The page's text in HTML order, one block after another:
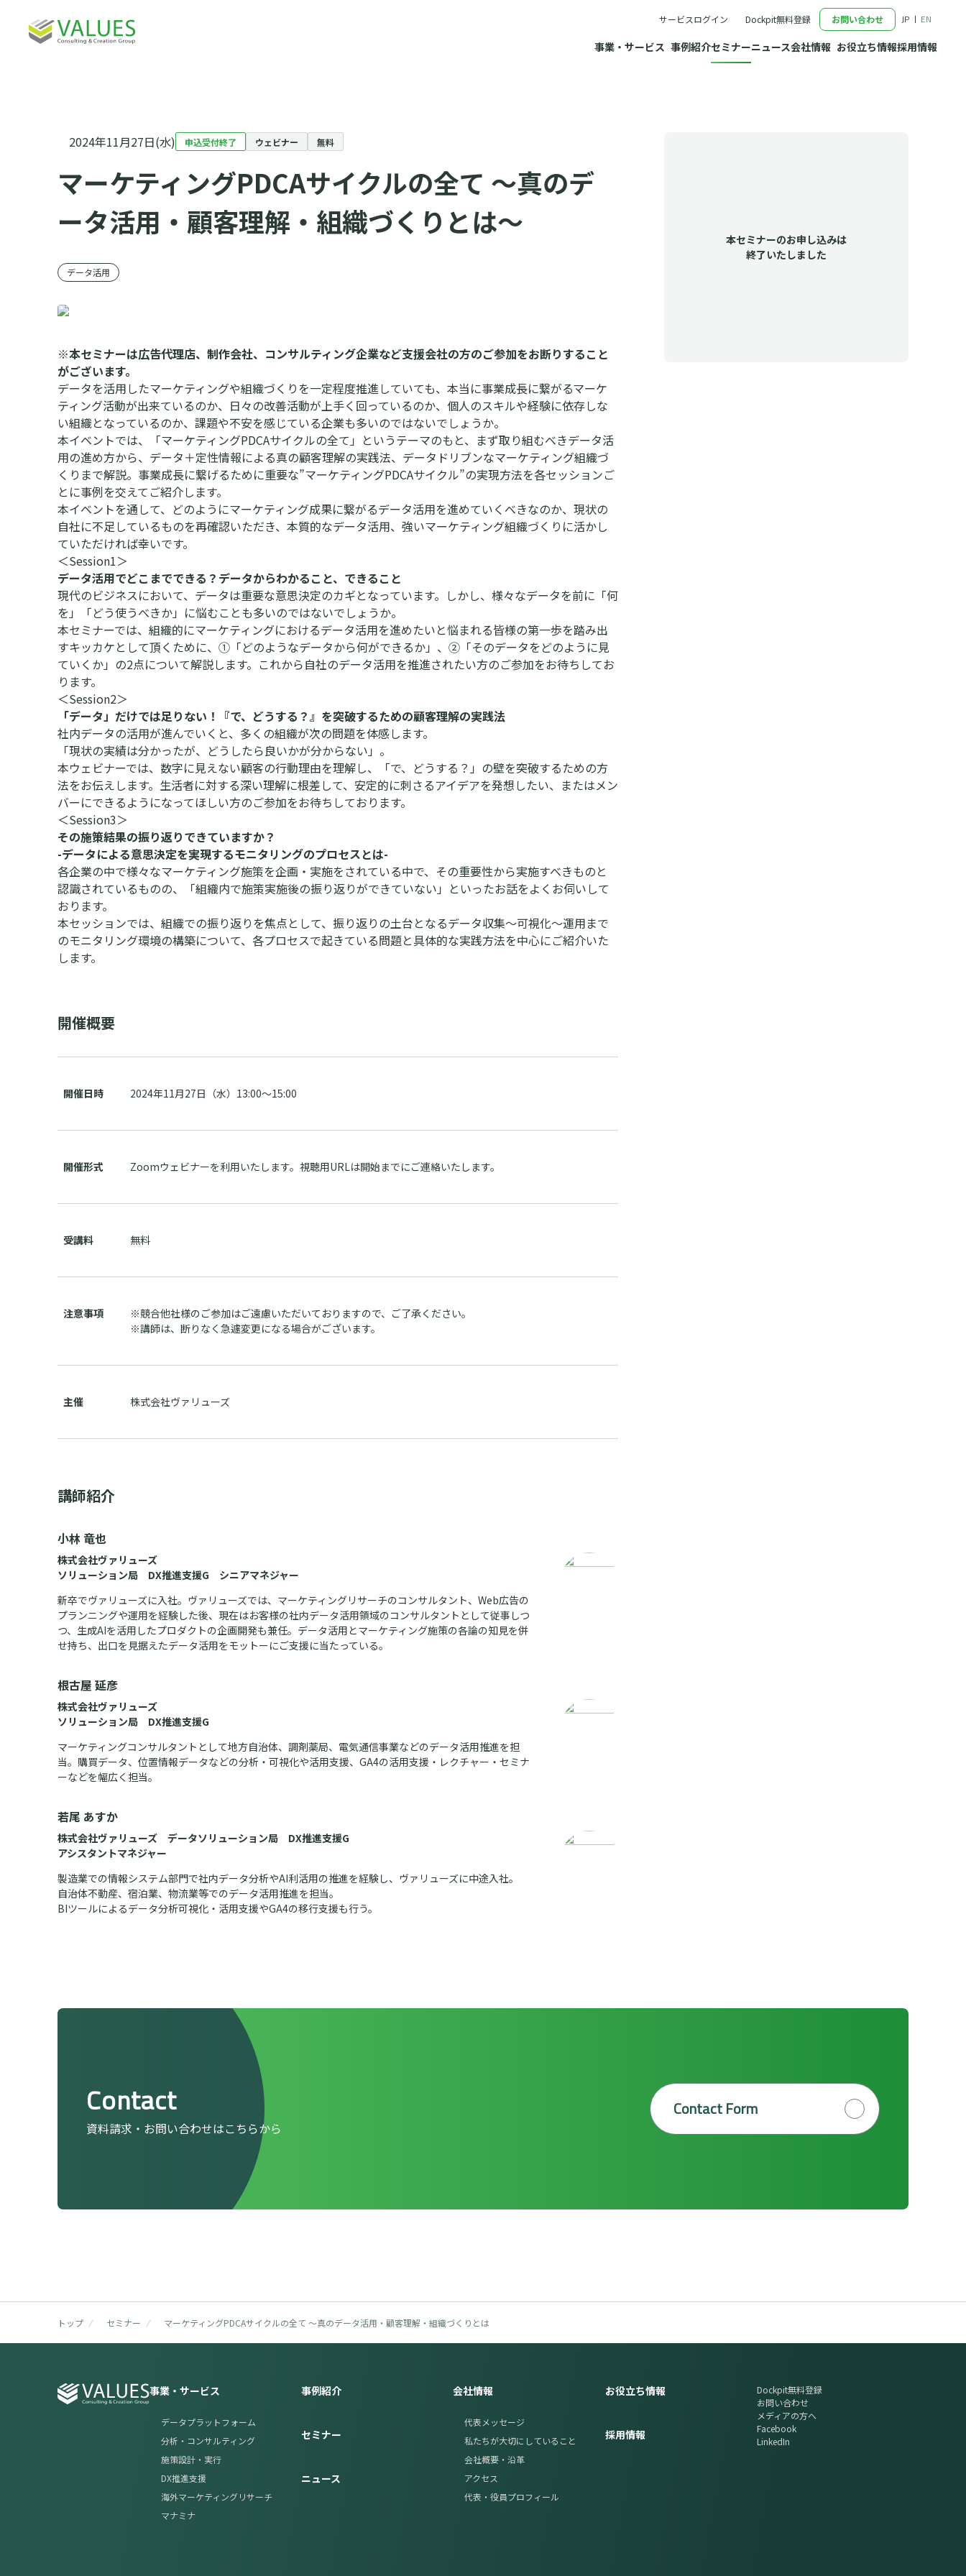
事業・サービス
海外マーケティングリサーチ
事例紹介セミナーニュース会社情報
代表・役員プロフィール
お役立ち情報採用情報
サービスログイン Dockpit無料登録 お問い合わせ JP EN
2024年11月27日(水) 申込受付終了 ウェビナー 無料
マーケティングPDCAサイクルの全て ～真のデ
ータ活用・顧客理解・組織づくりとは～
データ活用
※本セミナーは広告代理店、制作会社、コンサルティング企業など支援会社の方のご参加をお断りすること
がございます。
データを活用したマーケティングや組織づくりを一定程度推進していても、本当に事業成長に繋がるマーケ
ティング活動が出来ているのか、日々の改善活動が上手く回っているのか、個人のスキルや経験に依存しな
い組織となっているのか、課題や不安を感じている企業も多いのではないでしょうか。
本イベントでは、「マーケティングPDCAサイクルの全て」というテーマのもと、まず取り組むべきデータ活
用の進め方から、データ＋定性情報による真の顧客理解の実践法、データドリブンなマーケティング組織づ
くりまで解説。事業成長に繋げるために重要な”マーケティングPDCAサイクル”の実現方法を各セッションご
とに事例を交えてご紹介します。
本イベントを通して、どのようにマーケティング成果に繋がるデータ活用を進めていくべきなのか、現状の
自社に不足しているものを再確認いただき、本質的なデータ活用、強いマーケティング組織づくりに活かし
ていただければ幸いです。
＜Session1＞
データ活用でどこまでできる？データからわかること、できること
現代のビジネスにおいて、データは重要な意思決定のカギとなっています。しかし、様々なデータを前に「何
を」「どう使うべきか」に悩むことも多いのではないでしょうか。
本セミナーでは、組織的にマーケティングにおけるデータ活用を進めたいと悩まれる皆様の第一歩を踏み出
すキッカケとして頂くために、①「どのようなデータから何ができるか」、②「そのデータをどのように見
ていくか」の2点について解説します。これから自社のデータ活用を推進されたい方のご参加をお待ちしてお
ります。
＜Session2＞
「データ」だけでは足りない！『で、どうする？』を突破するための顧客理解の実践法
社内データの活用が進んでいくと、多くの組織が次の問題を体感します。
「現状の実績は分かったが、どうしたら良いかが分からない」。
本ウェビナーでは、数字に見えない顧客の行動理由を理解し、「で、どうする？」の壁を突破するための方
法をお伝えします。生活者に対する深い理解に根差して、安定的に刺さるアイデアを発想したい、またはメン
バーにできるようになってほしい方のご参加をお待ちしております。
＜Session3＞
その施策結果の振り返りできていますか？
-データによる意思決定を実現するモニタリングのプロセスとは-
各企業の中で様々なマーケティング施策を企画・実施をされている中で、その重要性から実施すべきものと
認識されているものの、「組織内で施策実施後の振り返りができていない」といったお話をよくお伺いして
おります。
本セッションでは、組織での振り返りを焦点として、振り返りの土台となるデータ収集〜可視化〜運用まで
のモニタリング環境の構築について、各プロセスで起きている問題と具体的な実践方法を中心にご紹介いた
します。
開催概要
開催日時 2024年11月27日（水）13:00～15:00
開催形式 Zoomウェビナーを利用いたします。視聴用URLは開始までにご連絡いたします。
受講料 無料
注意事項
※競合他社様のご参加はご遠慮いただいておりますので、ご了承ください。
※講師は、断りなく急遽変更になる場合がございます。
主催 株式会社ヴァリューズ
講師紹介
小林 竜也
株式会社ヴァリューズ
ソリューション局 DX推進支援G シニアマネジャー
新卒でヴァリューズに入社。ヴァリューズでは、マーケティングリサーチのコンサルタント、Web広告の
プランニングや運用を経験した後、現在はお客様の社内データ活用領域のコンサルタントとして従事しつ
つ、生成AIを活用したプロダクトの企画開発も兼任。データ活用とマーケティング施策の各論の知見を併
せ持ち、出口を見据えたデータ活用をモットーにご支援に当たっている。
根古屋 延彦
株式会社ヴァリューズ
ソリューション局 DX推進支援G
マーケティングコンサルタントとして地方自治体、調剤薬局、電気通信事業などのデータ活用推進を担
当。購買データ、位置情報データなどの分析・可視化や活用支援、GA4の活用支援・レクチャー・セミナ
ーなどを幅広く担当。
若尾 あすか
株式会社ヴァリューズ データソリューション局 DX推進支援G
アシスタントマネジャー
製造業での情報システム部門で社内データ分析やAI利活用の推進を経験し、ヴァリューズに中途入社。
自治体不動産、宿泊業、物流業等でのデータ活用推進を担当。
BIツールによるデータ分析可視化・活用支援やGA4の移行支援も行う。
本セミナーのお申し込みは
終了いたしました
Contact
資料請求・お問い合わせはこちらから
Contact Form
トップ セミナー マーケティングPDCAサイクルの全て ～真のデータ活用・顧客理解・組織づくりとは
事業・サービス
データプラットフォーム
分析・コンサルティング
施策設計・実行
DX推進支援
海外マーケティングリサーチ
マナミナ
事例紹介
セミナー
ニュース
会社情報
代表メッセージ
私たちが大切にしていること
会社概要・沿革
アクセス
代表・役員プロフィール
お役立ち情報
採用情報
Dockpit無料登録
お問い合わせ
メディアの方へ
Facebook
LinkedIn